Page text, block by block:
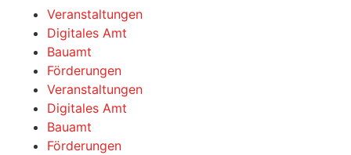
Veranstaltungen
Digitales Amt
Bauamt
Förderungen
Veranstaltungen
Digitales Amt
Bauamt
Förderungen